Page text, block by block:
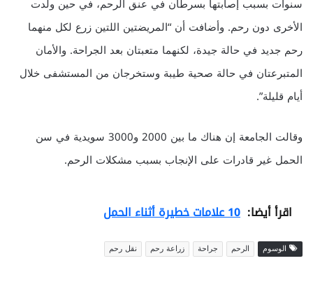
سنوات بسبب إصابتها بسرطان في عنق الرحم، في حين ولدت
الأخرى دون رحم. وأضافت أن “المريضتين اللتين زرع لكل منهما
رحم جديد في حالة جيدة، لكنهما متعبتان بعد الجراحة. والأمان
المتبرعتان في حالة صحية طيبة وستخرجان من المستشفى خلال
أيام قليلة”.
وقالت الجامعة إن هناك ما بين 2000 و3000 سويدية في سن
الحمل غير قادرات على الإنجاب بسبب مشكلات الرحم.
اقرأ أيضا: 10 علامات خطيرة أثناء الحمل
الوسوم الرحم جراحة زراعة رحم نقل رحم